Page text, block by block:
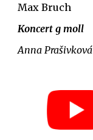
Max Bruch
Koncert g moll
Anna Prašivková